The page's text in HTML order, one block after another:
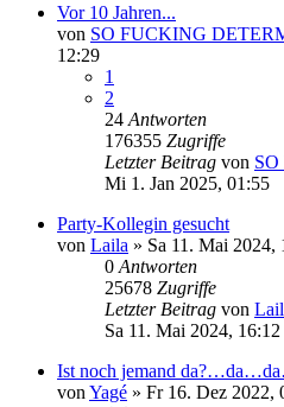
Vor 10 Jahren...
von SO FUCKING
12:29
1
2
24 Antworten
176355 Zugriffe
Letzter Beitrag von
Mi 1. Jan 2025, 01:55
Party-Kollegin gesucht
von Laila » Sa 11. Mai 2024,
0 Antworten
25678 Zugriffe
Letzter Beitrag von
Sa 11. Mai 2024, 16:12
Ist noch jemand
von Yagé » Fr 16. Dez 2022,